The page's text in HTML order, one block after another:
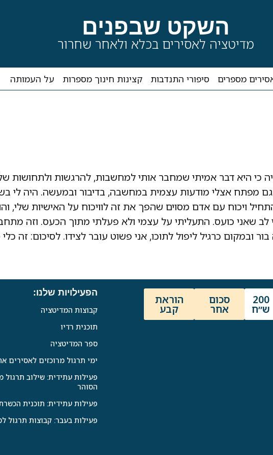
השקט שבפנים
מדיטציה לאסירים בכלא ולאחר שחרור
מספרים סיפורי התנדבות קצינות חינוך מספרות על העמותה
כי היא דבר אמיתי שמחבר אותי למחשבות, להרגשות ולתחושות
מפתח אצלי מודעות עצמית במחשבה, בדיבור ובמעשה. היה לי
ויכוח עם אדם מסוים שהפך את זה לוויכוח על האישיות שלי,
לב שאני כועס. התעליתי על עצמי ולא פעלתי מתוך הכעס. וזה
ובמקום כרגיל ליפול לתוכו, אני פשוט עובר לצידו. לסיכום: זה
200
ש״ח
סכום
אחר
הוראת
קבע
הפעילויות שלנו:
קבוצות המדיטציה
תוכנית רדיו
ספר המדיטציה
ימי תרגול מרוכזים לאסירים
פעילות עתידית: שילוב
הסוהר
פעילות עתידית: תוכנית
פעילות בעבר: קבוצות תרגול